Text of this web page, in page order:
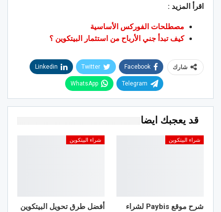
اقرأ المزيد :
مصطلحات الفوركس الأساسية
كيف تبدأ جني الأرباح من استثمار البيتكوين ؟
شارك Facebook
Twitter
Linkedin
Telegram
WhatsApp
قد يعجبك ايضا
شراء البيتكوين
شرح موقع Paybis لشراء
شراء البيتكوين
أفضل طرق تحويل البيتكوين